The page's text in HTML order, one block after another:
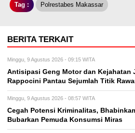
Tag : Polrestabes Makassar
BERITA TERKAIT
Minggu, 9 Agustus 2026 - 09:15 WITA
Antisipasi Geng Motor dan Kejahatan
Rappocini Pantau Sejumlah Titik
Minggu, 9 Agustus 2026 - 08:57 WITA
Cegah Potensi Kriminalitas,
Bubarkan Pemuda Konsumsi Miras